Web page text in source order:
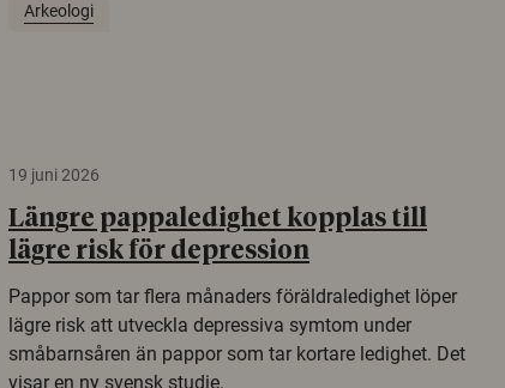
Arkeologi
19 juni 2026
Längre pappaledighet kopplas till
lägre risk för depression
Pappor som tar flera månaders föräldraledighet löper
lägre risk att utveckla depressiva symtom under
småbarnsåren än pappor som tar kortare ledighet. Det
visar en ny svensk studie.